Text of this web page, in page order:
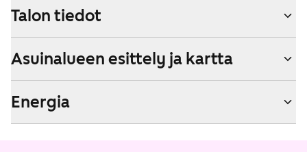
Talon tiedot
Asuinalueen esittely ja kartta
Energia